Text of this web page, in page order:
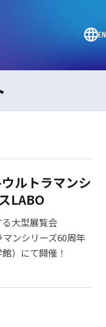
EN
ルトラマンシ
LABO
大型展覧会
マンシリーズ60周年
）にて開催！